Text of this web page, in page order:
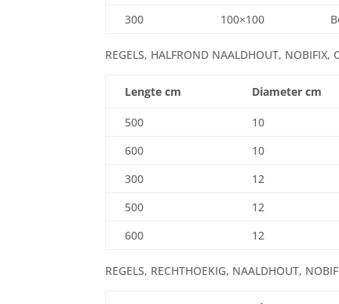
300
100×100
REGELS, HALFROND NAALDHOUT, NOBIFIX,
Lengte cm Diameter cm
500 10
600
10
300
12
500
12
600
12
REGELS, RECHTHOEKIG, NAALDHOUT,